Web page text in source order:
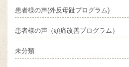
患者様の声(外反母趾プログラム)
患者様の声（頭痛改善プログラム）
未分類